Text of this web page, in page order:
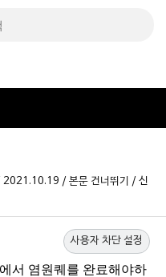
2021.10.19 / 본문 건너뛰기 / 신
사용자 차단 설정
서 염원퀘를 완료해야하